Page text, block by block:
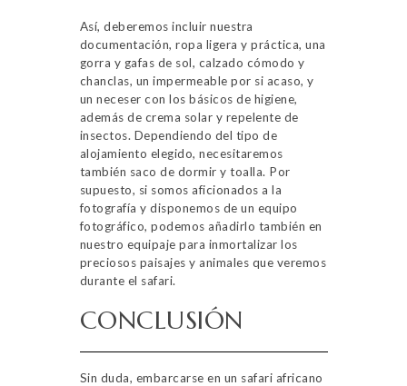
Así, deberemos incluir nuestra
documentación, ropa ligera y práctica, una
gorra y gafas de sol, calzado cómodo y
chanclas, un impermeable por si acaso, y
un neceser con los básicos de higiene,
además de crema solar y repelente de
insectos. Dependiendo del tipo de
alojamiento elegido, necesitaremos
también saco de dormir y toalla. Por
supuesto, si somos aficionados a la
fotografía y disponemos de un equipo
fotográfico, podemos añadirlo también en
nuestro equipaje para inmortalizar los
preciosos paisajes y animales que veremos
durante el safari.
CONCLUSIÓN
Sin duda, embarcarse en un safari africano